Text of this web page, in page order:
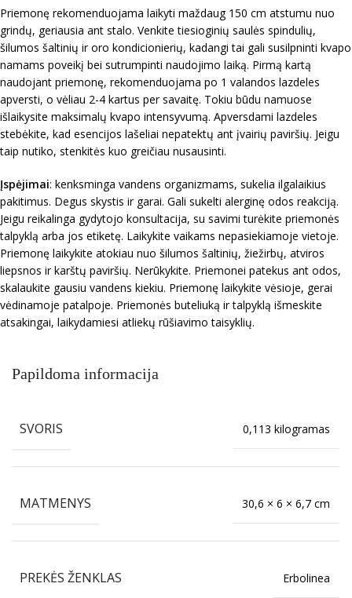
Priemonę rekomenduojama laikyti maždaug 150 cm atstumu nuo
grindų, geriausia ant stalo. Venkite tiesioginių saulės spindulių,
šilumos šaltinių ir oro kondicionierių, kadangi tai gali susilpninti kvapo
namams poveikį bei sutrumpinti naudojimo laiką. Pirmą kartą
naudojant priemonę, rekomenduojama po 1 valandos lazdeles
apversti, o vėliau 2-4 kartus per savaitę. Tokiu būdu namuose
išlaikysite maksimalų kvapo intensyvumą. Apversdami lazdeles
stebėkite, kad esencijos lašeliai nepatektų ant įvairių paviršių. Jeigu
taip nutiko, stenkitės kuo greičiau nusausinti.
Įspėjimai: kenksminga vandens organizmams, sukelia ilgalaikius
pakitimus. Degus skystis ir garai. Gali sukelti alerginę odos reakciją.
Jeigu reikalinga gydytojo konsultacija, su savimi turėkite priemonės
talpyklą arba jos etiketę. Laikykite vaikams nepasiekiamoje vietoje.
Priemonę laikykite atokiau nuo šilumos šaltinių, žiežirbų, atviros
liepsnos ir karštų paviršių. Nerūkykite. Priemonei patekus ant odos,
skalaukite gausiu vandens kiekiu. Priemonę laikykite vėsioje, gerai
vėdinamoje patalpoje. Priemonės buteliuką ir talpyklą išmeskite
atsakingai, laikydamiesi atliekų rūšiavimo taisyklių.
Papildoma informacija
SVORIS 0,113 kilogramas
MATMENYS 30,6 × 6 × 6,7 cm
PREKĖS ŽENKLAS Erbolinea